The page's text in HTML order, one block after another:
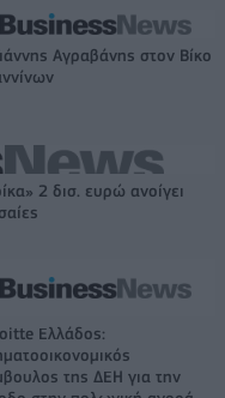
Αγραβάνης στον Βίκο
2 δισ. ευρώ ανοίγει
Ελλάδος:
της ΔΕΗ για την